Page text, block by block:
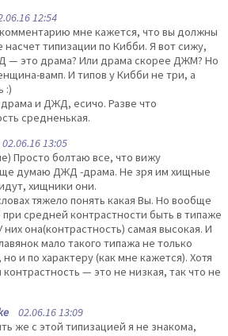
12:54
мне кажется, что вы должны
насчет типизации по Кибби. Я вот сижу,
— это драма? Или драма скорее ДЖМ? Но
вамп. И типов у Кибби не три, а
:)
и ДЖД, есичо. Разве что
средненькая.
02.06.16 13:05
Просто болтаю все, что вижу
думаю ДЖД -драма. Не зря им хищные
хищники они.
тяжело понять какая Вы. Но вообще
при средней контрастности быть в типаже
она(контрастность) самая высокая. И
мало такого типажа не только
и по характеру (как мне кажется). Хотя
— это не низкая, так что не
02.06.16 13:09
же с этой типизацией я не знакома,